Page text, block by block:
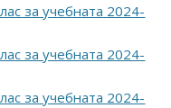
за учебната 2024-
за учебната 2024-
за учебната 2024-